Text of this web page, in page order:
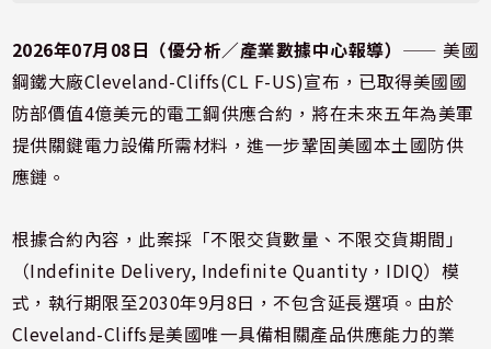
2026年07月08日（優分析／產業數據中心報導） ⸺ 美國
鋼鐵大廠Cleveland-Cliffs(CL F-US)宣布，已取得美國國
防部價值4億美元的電工鋼供應合約，將在未來五年為美軍
提供關鍵電力設備所需材料，進一步鞏固美國本土國防供
應鏈。
根據合約內容，此案採「不限交貨數量、不限交貨期間」
（Indefinite Delivery, Indefinite Quantity，IDIQ）模
式，執行期限至2030年9月8日，不包含延長選項。由於
Cleveland-Cliffs是美國唯一具備相關產品供應能力的業